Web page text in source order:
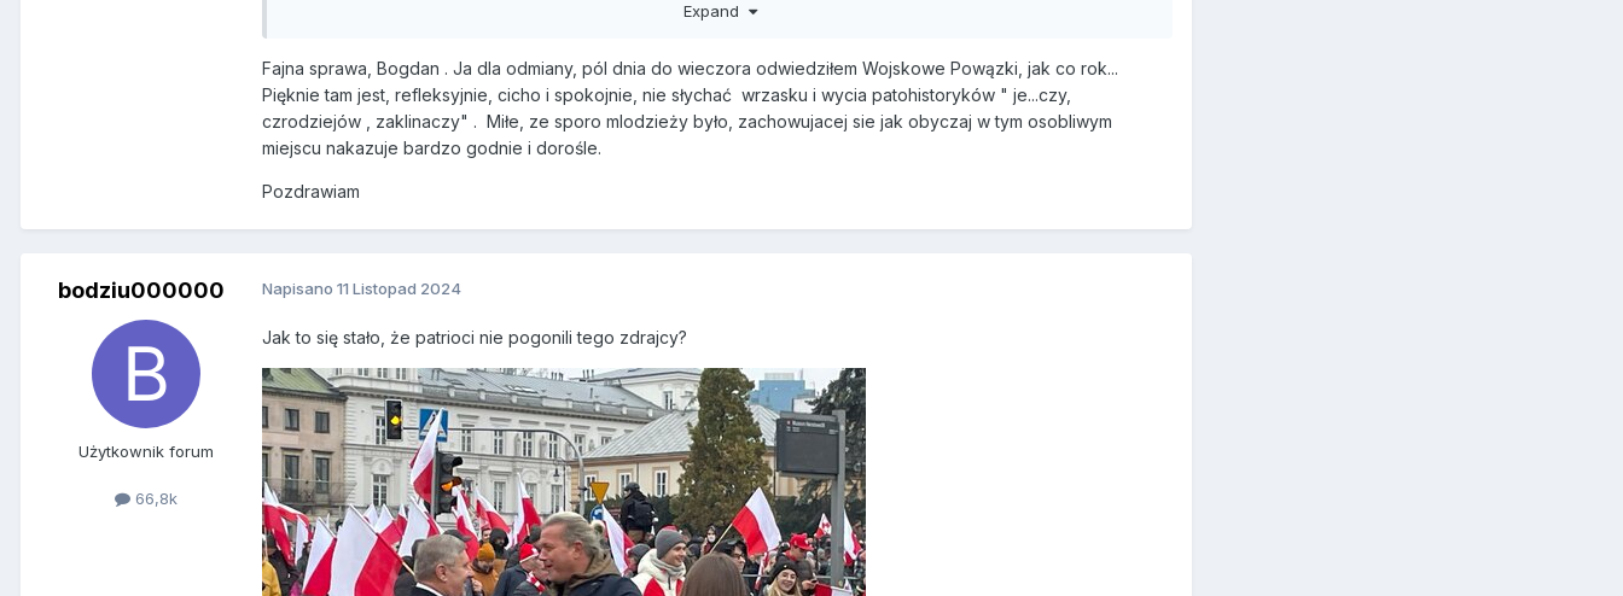
Expand
Fajna sprawa, Bogdan . Ja dla odmiany, pól dnia do wieczora odwiedziłem Wojskowe Powązki, jak co rok...
Pięknie tam jest, refleksyjnie, cicho i spokojnie, nie słychać wrzasku i wycia patohistoryków " je...czy,
czrodziejów , zaklinaczy" . Miłe, ze sporo mlodzieży było, zachowujacej sie jak obyczaj w tym osobliwym
miejscu nakazuje bardzo godnie i dorośle.
Pozdrawiam
bodziu000000
Użytkownik forum
66,8k
Napisano 11 Listopad 2024
Jak to się stało, że patrioci nie pogonili tego zdrajcy?